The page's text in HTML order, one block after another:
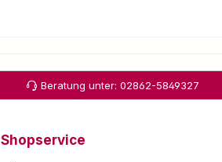
Beratung unter: 02862-5849327
Shopservice